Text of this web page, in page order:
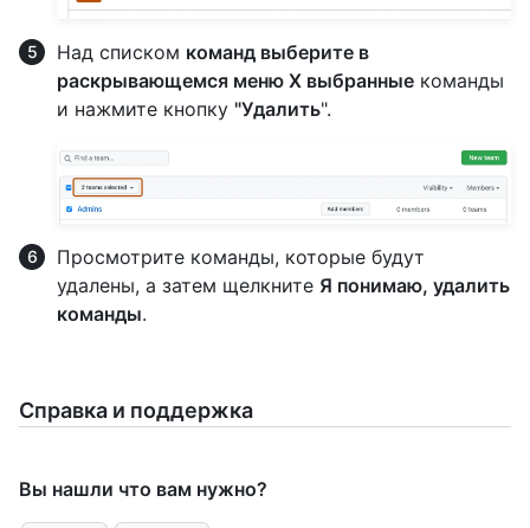
Над списком команд выберите в
раскрывающемся меню X выбранные команды
и нажмите кнопку "Удалить".
Просмотрите команды, которые будут
удалены, а затем щелкните Я понимаю, удалить
команды.
Справка и поддержка
Вы нашли что вам нужно?